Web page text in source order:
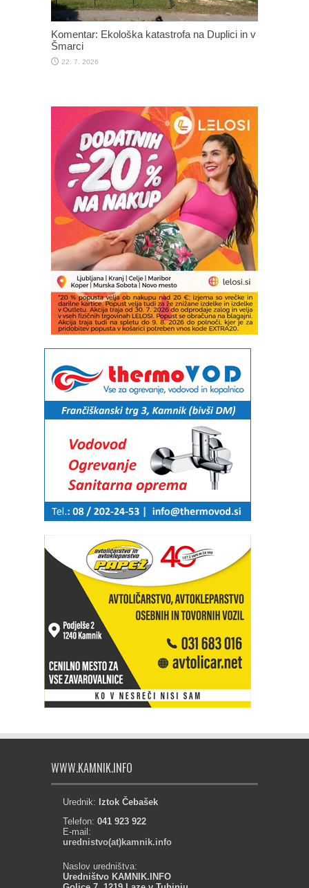
Komentar: Ekološka katastrofa na Duplici in v
Šmarci
22. 7. 2026
WWW.KAMNIK.INFO
Urednik: Iztok Čebašek
Telefon: 041 923 922
E-mail:
urednistvo(at)kamnik.info
Naslov uredništva:
Uredništvo KAMNIK.INFO